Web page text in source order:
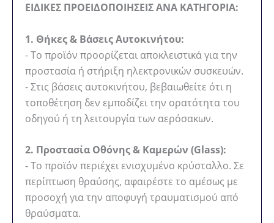
ΕΙΔΙΚΕΣ ΠΡΟΕΙΔΟΠΟΙΗΣΕΙΣ ΑΝΑ ΚΑΤΗΓΟΡΙΑ:
1. Θήκες & Βάσεις Αυτοκινήτου:
- Το προϊόν προορίζεται αποκλειστικά για την
προστασία ή στήριξη ηλεκτρονικών συσκευών.
- Στις βάσεις αυτοκινήτου, βεβαιωθείτε ότι η
τοποθέτηση δεν εμποδίζει την ορατότητα του
οδηγού ή τη λειτουργία των αερόσακων.
2. Προστασία Οθόνης & Καμερών (Glass):
- Το προϊόν περιέχει ενισχυμένο κρύσταλλο. Σε
περίπτωση θραύσης, αφαιρέστε το αμέσως με
προσοχή για την αποφυγή τραυματισμού από
θραύσματα.